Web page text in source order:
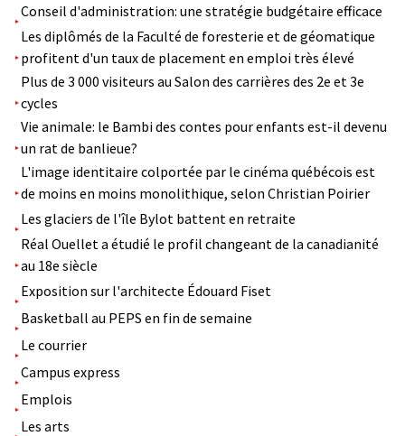
Conseil d'administration: une stratégie budgétaire efficace
Les diplômés de la Faculté de foresterie et de géomatique
profitent d'un taux de placement en emploi très élevé
Plus de 3 000 visiteurs au Salon des carrières des 2e et 3e
cycles
Vie animale: le Bambi des contes pour enfants est-il devenu
un rat de banlieue?
L'image identitaire colportée par le cinéma québécois est
de moins en moins monolithique, selon Christian Poirier
Les glaciers de l'île Bylot battent en retraite
Réal Ouellet a étudié le profil changeant de la canadianité
au 18e siècle
Exposition sur l'architecte Édouard Fiset
Basketball au PEPS en fin de semaine
Le courrier
Campus express
Emplois
Les arts